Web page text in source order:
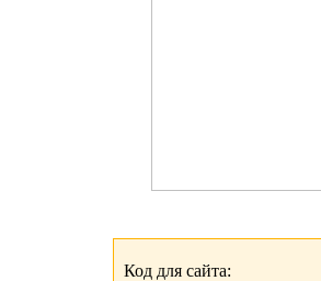
Код для сайта: